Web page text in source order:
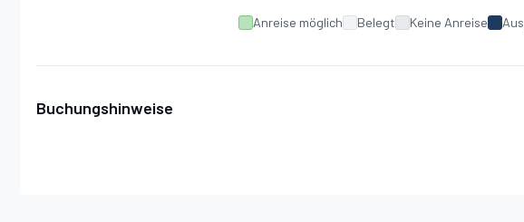
Anreise möglich Belegt Keine Anreise
Buchungshinweise